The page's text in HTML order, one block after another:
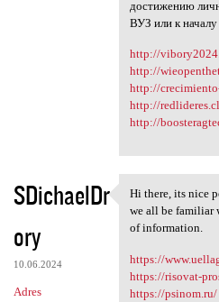
достижению
ВУЗ или к
http://
http://
http://
http://redlideres.cl
http://
SDichaelDr
ory
10.06.2024
Adres
Hi there, its
Hi there, its nice
we all be familiar
of information.
https://
https://risovat-
https://psinom.ru/